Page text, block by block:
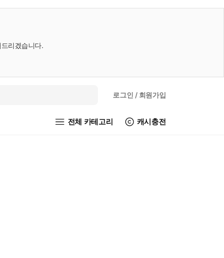
리겠습니다.
로그인 / 회원가입
전체 카테고리 캐시충전